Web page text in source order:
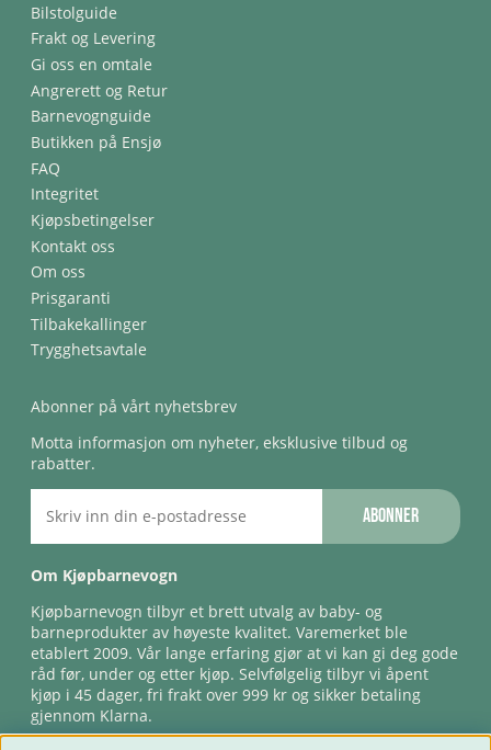
Bilstolguide
Frakt og Levering
Gi oss en omtale
Angrerett og Retur
Barnevognguide
Butikken på Ensjø
FAQ
Integritet
Kjøpsbetingelser
Kontakt oss
Om oss
Prisgaranti
Tilbakekallinger
Trygghetsavtale
Abonner på vårt nyhetsbrev
Motta informasjon om nyheter, eksklusive tilbud og
rabatter.
Abonner
Om Kjøpbarnevogn
Kjøpbarnevogn tilbyr et brett utvalg av baby- og
barneprodukter av høyeste kvalitet. Varemerket ble
etablert 2009. Vår lange erfaring gjør at vi kan gi deg gode
råd før, under og etter kjøp. Selvfølgelig tilbyr vi åpent
kjøp i 45 dager, fri frakt over 999 kr og sikker betaling
gjennom Klarna.